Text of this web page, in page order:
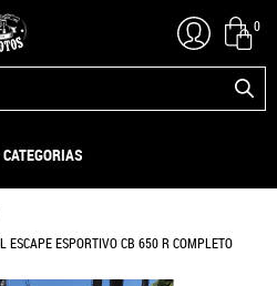
0
CATEGORIAS
ESCAPE ESPORTIVO CB 650 R COMPLETO